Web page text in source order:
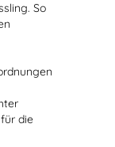
So
die